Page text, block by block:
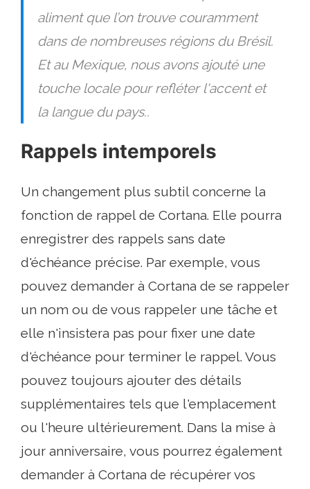
aliment que l’on trouve couramment
dans de nombreuses régions du Brésil.
Et au Mexique, nous avons ajouté une
touche locale pour refléter l'accent et
la langue du pays..
Rappels intemporels
Un changement plus subtil concerne la
fonction de rappel de Cortana. Elle pourra
enregistrer des rappels sans date
d'échéance précise. Par exemple, vous
pouvez demander à Cortana de se rappeler
un nom ou de vous rappeler une tâche et
elle n'insistera pas pour fixer une date
d'échéance pour terminer le rappel. Vous
pouvez toujours ajouter des détails
supplémentaires tels que l'emplacement
ou l'heure ultérieurement. Dans la mise à
jour anniversaire, vous pourrez également
demander à Cortana de récupérer vos